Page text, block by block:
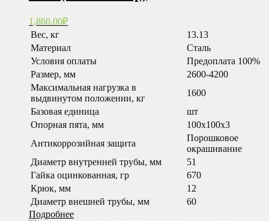
1,860.00₽
Вес, кг
13.13
Материал
Сталь
Условия оплаты
Предоплата 100%
Размер, мм
2600-4200
Максимальная нагрузка в
выдвинутом положении, кг
1600
Базовая единица
шт
Опорная пята, мм
100x100x3
Антикоррозийная защита
Порошковое
окрашивание
Диаметр внутренней трубы, мм
51
Гайка оцинкованная, гр
670
Крюк, мм
12
Диаметр внешней трубы, мм
60
Подробнее